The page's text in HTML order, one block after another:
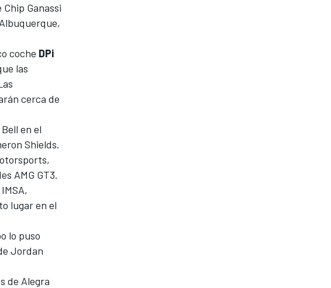
Chip Ganassi
,
coche DPi
las
cerca de
en el
Shields.
AMG GT3.
lugar en el
lo puso
Jordan
de Alegra